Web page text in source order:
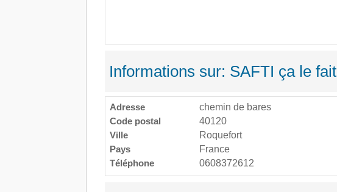
Informations sur: SAFTI ça le fait
Adresse
chemin de bares
Code postal
40120
Ville
Roquefort
Pays
France
Téléphone
0608372612